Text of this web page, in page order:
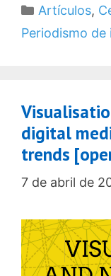
Categorías
Artículos,
Periodismo
digital
trends
7 de abril de